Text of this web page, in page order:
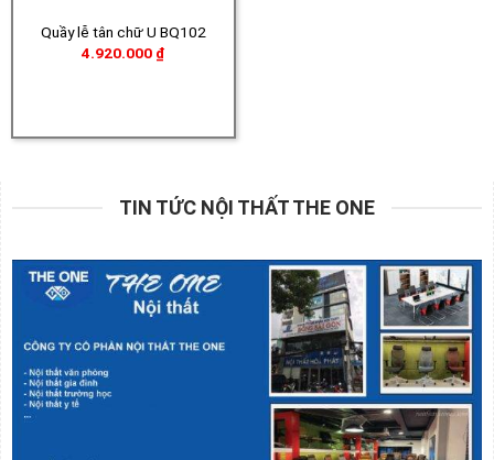
Quầy lễ tân chữ U BQ102
4.920.000 ₫
TIN TỨC NỘI THẤT THE ONE